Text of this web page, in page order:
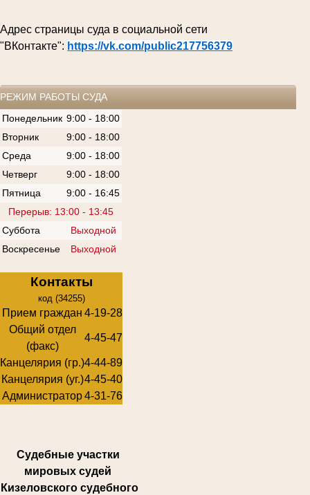
Адрес страницы суда в социальной сети
"ВКонтакте": https://vk.com/public217756379
РЕЖИМ РАБОТЫ СУДА
Понедельник 9:00 - 18:00
Вторник
9:00 - 18:00
Среда
9:00 - 18:00
Четверг
9:00 - 18:00
Пятница
9:00 - 16:45
Перерыв: 13:00 - 13:45
Суббота
Выходной
Воскресенье
Выходной
Контакты
код (34255)
Прием граждан 4-19-28
Общий отдел
(факс)
4-45-47
Канцелярия (гр.)4-44-89
Канцелярия (уг.)4-45-40
Администратор4-31-76
Судебные участки
мировых судей
Кизеловского судебного